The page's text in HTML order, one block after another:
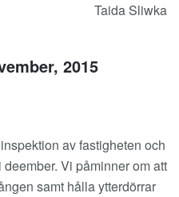
Taida Sliwka
2015
av fastigheten och
Vi påminner om att
samt hålla ytterdörrar